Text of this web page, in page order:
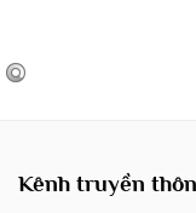
Kênh truyền